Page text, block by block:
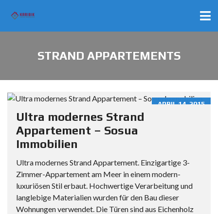
STRAND APPARTEMENTS
APRIL 14, 2015
Ultra modernes Strand
Appartement – Sosua
Immobilien
Ultra modernes Strand Appartement. Einzigartige 3-
Zimmer-Appartement am Meer in einem modern-
luxuriösen Stil erbaut. Hochwertige Verarbeitung und
langlebige Materialien wurden für den Bau dieser
Wohnungen verwendet. Die Türen sind aus Eichenholz